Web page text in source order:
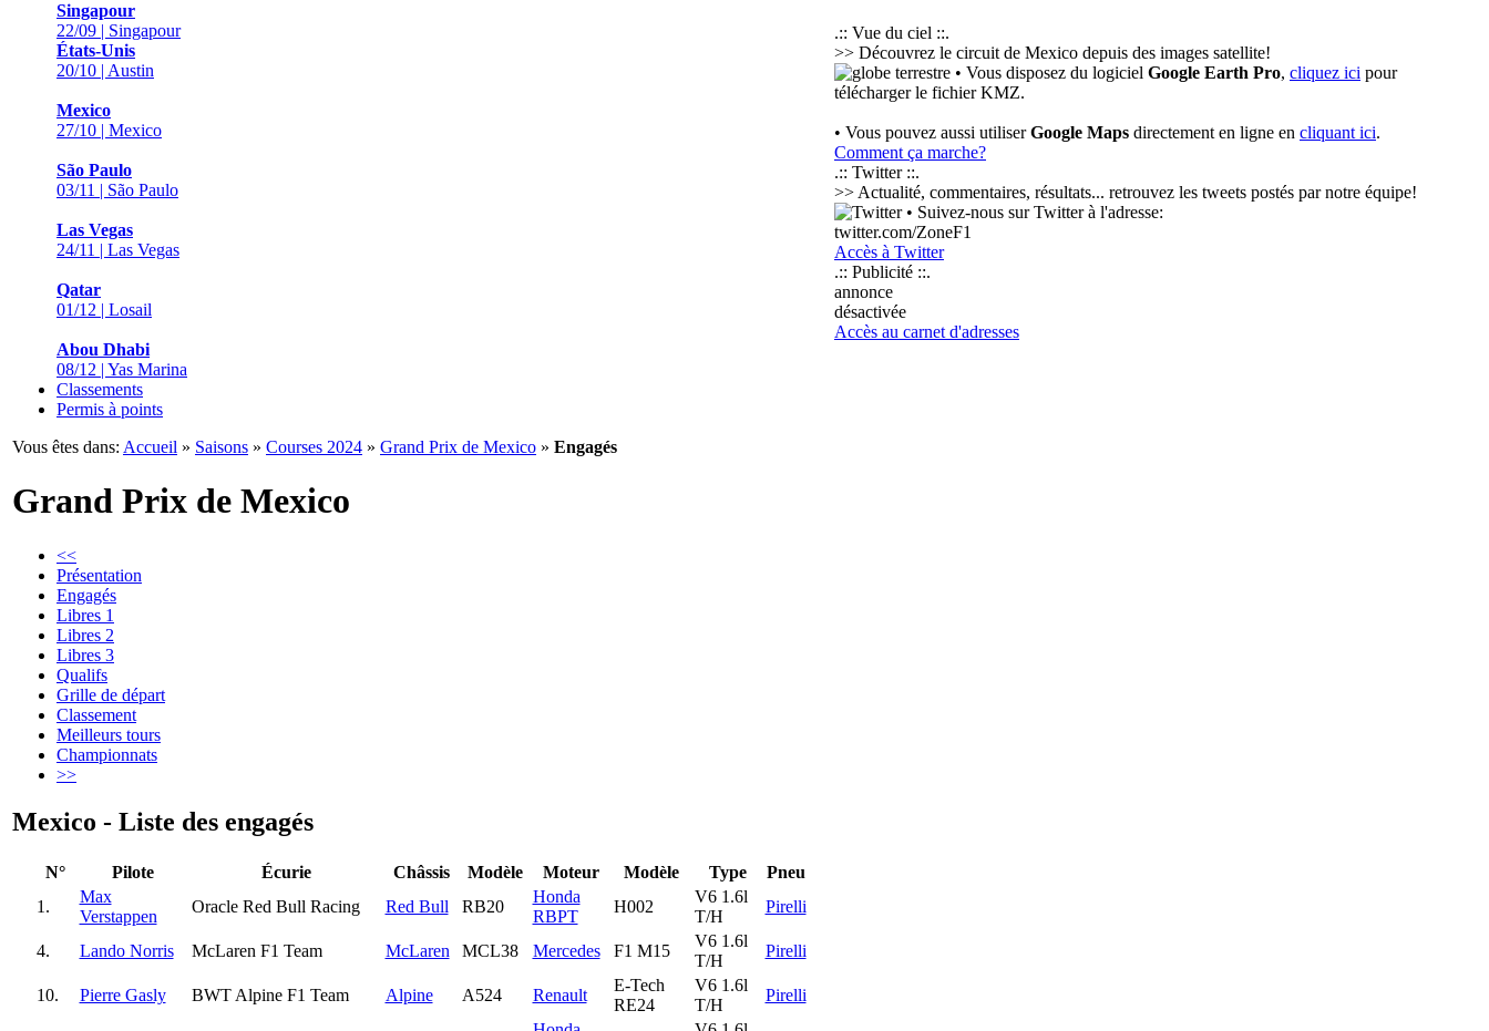
Singapour
22/09 | Singapour
États-Unis
20/10 | Austin
Mexico
27/10 | Mexico
São Paulo
03/11 | São Paulo
Las Vegas
24/11 | Las Vegas
Qatar
01/12 | Losail
Abou Dhabi
08/12 | Yas Marina
Classements
Permis à points
Vous êtes dans: Accueil » Saisons » Courses 2024 » Grand Prix de Mexico » Engagés
Grand Prix de Mexico
<<
Présentation
Engagés
Libres 1
Libres 2
Libres 3
Qualifs
Grille de départ
Classement
Meilleurs tours
Championnats
>>
Mexico - Liste des engagés
N° Pilote Écurie Châssis Modèle Moteur Modèle Type
Pneu
1.
Max
Verstappen
Oracle Red Bull Racing Red Bull RB20
Honda
RBPT
H002
V6 1.6l
T/H
Pirelli
4. Lando Norris McLaren F1 Team McLaren MCL38 Mercedes F1 M15
V6 1.6l
T/H
Pirelli
10. Pierre Gasly BWT Alpine F1 Team Alpine A524 Renault
E-Tech
RE24
V6 1.6l
T/H
Pirelli
.:: Vue du ciel ::.
>> Découvrez le circuit de Mexico depuis des images satellite!
• Vous disposez du logiciel Google Earth Pro, cliquez ici pour
télécharger le fichier KMZ.
• Vous pouvez aussi utiliserGoogle Maps directement en ligne en cliquant ici.
Comment ça marche?
.:: Twitter ::.
>> Actualité, commentaires, résultats... retrouvez les tweets postés par notre équipe!
• Suivez-nous sur Twitter à l'adresse:
twitter.com/ZoneF1
Accès à Twitter
.:: Publicité ::.
annonce
désactivée
Accès au carnet d'adresses